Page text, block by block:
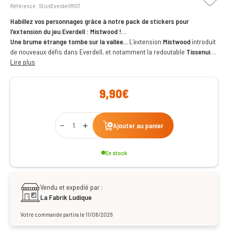
Référence : StickEverdellMIST
Habillez vos personnages grâce à notre pack de stickers pour
l'extension du jeu Everdell : Mistwood !
Une brume étrange tombe sur la vallée... L’extension Mistwood introduit
de nouveaux défis dans Everdell, et notamment la redoutable Tissenuit
l’araignée tacticienne. Pour affronter ses toiles, vos meeples se parent
Lire plus
9,90€
Qty
Ajouter au panier
En stock
Vendu et expedié par :
La Fabrik Ludique
Votre commande partira le 11/08/2026